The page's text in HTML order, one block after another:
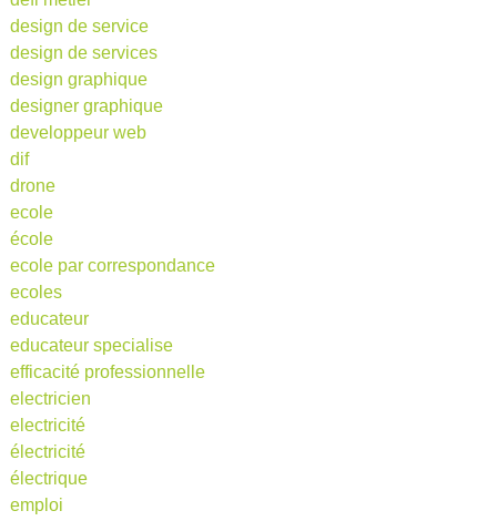
design de service
design de services
design graphique
designer graphique
developpeur web
dif
drone
ecole
école
ecole par correspondance
ecoles
educateur
educateur specialise
efficacité professionnelle
electricien
electricité
électricité
électrique
emploi